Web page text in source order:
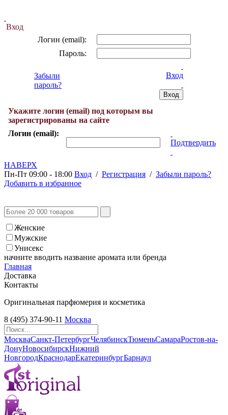
Вход
Логин (email):
Пароль:
Забыли
пароль?
Вход
Укажите логин (email) под которым вы
зарегистрированы на сайте
Логин (email):
Подтвердить
НАВЕРХ
Пн-Пт 09:00 - 18:00 Вход / Регистрация / Забыли пароль?
Добавить в избранное
Женские
Мужские
Унисекс
начните вводить название аромата или бренда
Главная
Доставка
Контакты
Оригинальная парфюмерия и косметика
8 (495) 374-90-11 Москва
МоскваСанкт-ПетербургЧелябинскТюменьСамараРостов-на-
ДонуНовосибирскНижний
НовгородКраснодарЕкатеринбургБарнаул